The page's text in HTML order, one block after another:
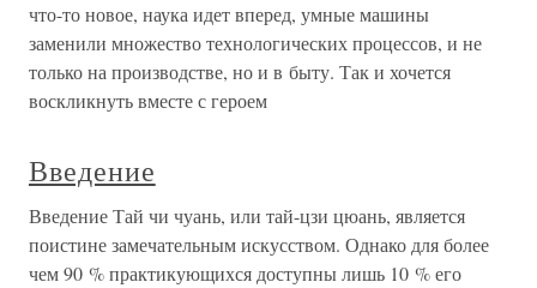
что-то новое, наука идет вперед, умные машины
заменили множество технологических процессов, и не
только на производстве, но и в быту. Так и хочется
воскликнуть вместе с героем
Введение
Введение Тай чи чуань, или тай-цзи цюань, является
поистине замечательным искусством. Однако для более
чем 90 % практикующихся доступны лишь 10 % его